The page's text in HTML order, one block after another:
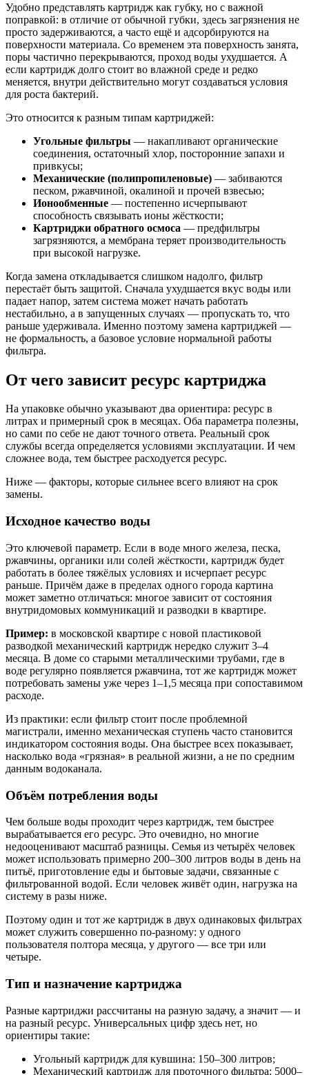
Удобно представлять картридж как губку, но с важной
поправкой: в отличие от обычной губки, здесь загрязнения не
просто задерживаются, а часто ещё и адсорбируются на
поверхности материала. Со временем эта поверхность занята,
поры частично перекрываются, проход воды ухудшается. А
если картридж долго стоит во влажной среде и редко
меняется, внутри действительно могут создаваться условия
для роста бактерий.
Это относится к разным типам картриджей:
Угольные фильтры — накапливают органические
соединения, остаточный хлор, посторонние запахи и
привкусы;
Механические (полипропиленовые) — забиваются
песком, ржавчиной, окалиной и прочей взвесью;
Ионообменные — постепенно исчерпывают
способность связывать ионы жёсткости;
Картриджи обратного осмоса — предфильтры
загрязняются, а мембрана теряет производительность
при высокой нагрузке.
Когда замена откладывается слишком надолго, фильтр
перестаёт быть защитой. Сначала ухудшается вкус воды или
падает напор, затем система может начать работать
нестабильно, а в запущенных случаях — пропускать то, что
раньше удерживала. Именно поэтому замена картриджей —
не формальность, а базовое условие нормальной работы
фильтра.
От чего зависит ресурс картриджа
На упаковке обычно указывают два ориентира: ресурс в
литрах и примерный срок в месяцах. Оба параметра полезны,
но сами по себе не дают точного ответа. Реальный срок
службы всегда определяется условиями эксплуатации. И чем
сложнее вода, тем быстрее расходуется ресурс.
Ниже — факторы, которые сильнее всего влияют на срок
замены.
Исходное качество воды
Это ключевой параметр. Если в воде много железа, песка,
ржавчины, органики или солей жёсткости, картридж будет
работать в более тяжёлых условиях и исчерпает ресурс
раньше. Причём даже в пределах одного города картина
может заметно отличаться: многое зависит от состояния
внутридомовых коммуникаций и разводки в квартире.
Пример: в московской квартире с новой пластиковой
разводкой механический картридж нередко служит 3–4
месяца. В доме со старыми металлическими трубами, где в
воде регулярно появляется ржавчина, тот же картридж может
потребовать замены уже через 1–1,5 месяца при сопоставимом
расходе.
Из практики: если фильтр стоит после проблемной
магистрали, именно механическая ступень часто становится
индикатором состояния воды. Она быстрее всех показывает,
насколько вода «грязная» в реальной жизни, а не по средним
данным водоканала.
Объём потребления воды
Чем больше воды проходит через картридж, тем быстрее
вырабатывается его ресурс. Это очевидно, но многие
недооценивают масштаб разницы. Семья из четырёх человек
может использовать примерно 200–300 литров воды в день на
питьё, приготовление еды и бытовые задачи, связанные с
фильтрованной водой. Если человек живёт один, нагрузка на
систему в разы ниже.
Поэтому один и тот же картридж в двух одинаковых фильтрах
может служить совершенно по-разному: у одного
пользователя полтора месяца, у другого — все три или
четыре.
Тип и назначение картриджа
Разные картриджи рассчитаны на разную задачу, а значит — и
на разный ресурс. Универсальных цифр здесь нет, но
ориентиры такие:
Угольный картридж для кувшина: 150–300 литров;
Механический картридж для проточного фильтра: 5000–